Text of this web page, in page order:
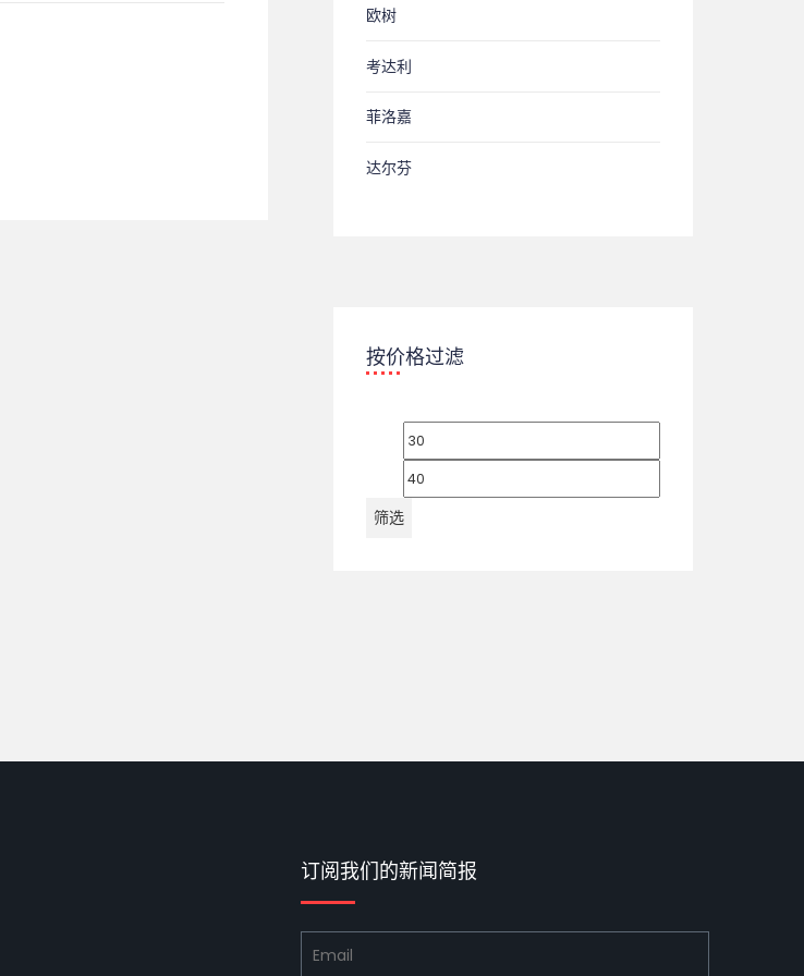
欧树
考达利
菲洛嘉
达尔芬
按价格过滤
筛选
订阅我们的新闻简报